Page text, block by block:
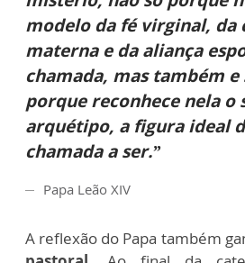
modelo da fé virginal, da
materna e da aliança
chamada, mas também
porque reconhece nela o
arquétipo, a figura ideal
chamada a ser.”
Papa Leão XIV
A reflexão do Papa também